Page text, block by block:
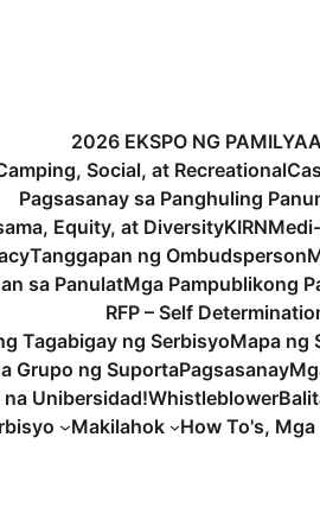
2026 EKSPO NG PAMILYA
Social, at Recreational
Pagsasanay sa Panghuling
Equity, at DiversityKIRN
Tanggapan ng Ombudsperson
sa PanulatMga Pampublikong
RFP – Self
Tagabigay ng SerbisyoMapa ng
Grupo ng SuportaPagsasanay
Unibersidad!Whistleblower
Makilahok How To's,